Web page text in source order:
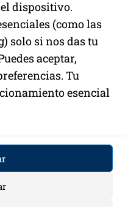
dispositivo.
(como las
solo si nos das tu
aceptar,
Tu
esencial
Seco